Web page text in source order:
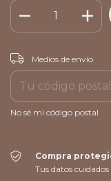
Entregas para el CP:
Medios de envío
No sé mi código postal
Compra
Tus datos